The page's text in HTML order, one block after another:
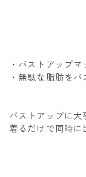
・バストアップ
・無駄な脂肪を
バストアップに
着るだけで同時